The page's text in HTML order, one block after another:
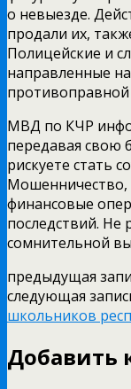
о невыезде.
продали их,
Полицейские и
направленные на
противоправной
МВД по КЧР
передавая свою
рискуете стать
Мошенничество,
финансовые
последствий. Не
сомнительной
предыдущая
следующая
школьников
Добавить